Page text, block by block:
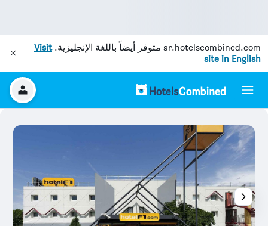
ar.hotelscombined.com متوفر أيضاً باللغة الإنجليزية.Visit
site in English